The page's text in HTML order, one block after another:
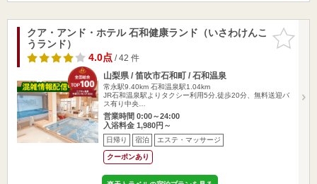
お気に入
りに追加
クア・アンド・ホテル 石和健康ランド（いさわけんこ
うランド）
4.0点/ 42 件
山梨県 / 笛吹市石和町 / 石和温泉
常永駅9.40km 石和温泉駅1.04km
JR石和温泉駅よりタクシー利用5分,徒歩20分、無料送迎バ
ス有り中央…
営業時間 0:00～24:00
入浴料金 1,980円～
日帰り 宿泊 エステ・マッサージ
クーポンあり